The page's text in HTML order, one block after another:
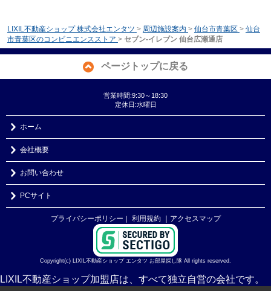
LIXIL不動産ショップ 株式会社エンタツ > 周辺施設案内 > 仙台市青葉区 > 仙台
市青葉区のコンビニエンスストア > セブン‐イレブン 仙台広瀬通店
ページトップに戻る
営業時間:9:30～18:30
定休日:水曜日
ホーム
会社概要
お問い合わせ
PCサイト
プライバシーポリシー ｜ 利用規約 ｜アクセスマップ
Copyright(c) LIXIL不動産ショップ エンタツ お部屋探し隊 All rights reserved.
LIXIL不動産ショップ加盟店は、すべて独立自営の会社です。